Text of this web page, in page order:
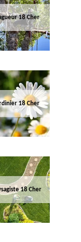
18 Cher
18 Cher
18 Cher